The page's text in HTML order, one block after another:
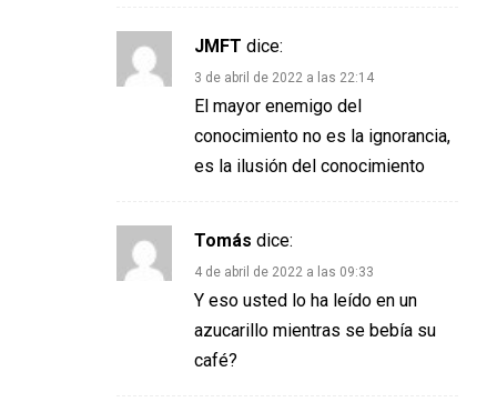
JMFT dice:
3 de abril de 2022 a las 22:14
El mayor enemigo del
conocimiento no es la ignorancia,
es la ilusión del conocimiento
Tomás dice:
4 de abril de 2022 a las 09:33
Y eso usted lo ha leído en un
azucarillo mientras se bebía su
café?